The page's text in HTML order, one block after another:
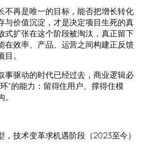
不再是唯一的目标，能否把增长转化
与价值沉淀，才是决定项目生死的真
式扩张在这个阶段被淘汰，真正留下
在效率、产品、运营之间构建正反馈
。
事驱动的时代已经过去，商业逻辑必
”的能力：留得住用户、撑得住模
，技术变革求机遇阶段（2023至今）